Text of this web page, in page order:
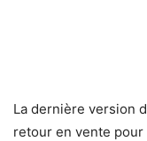
La dernière version
retour en vente pour